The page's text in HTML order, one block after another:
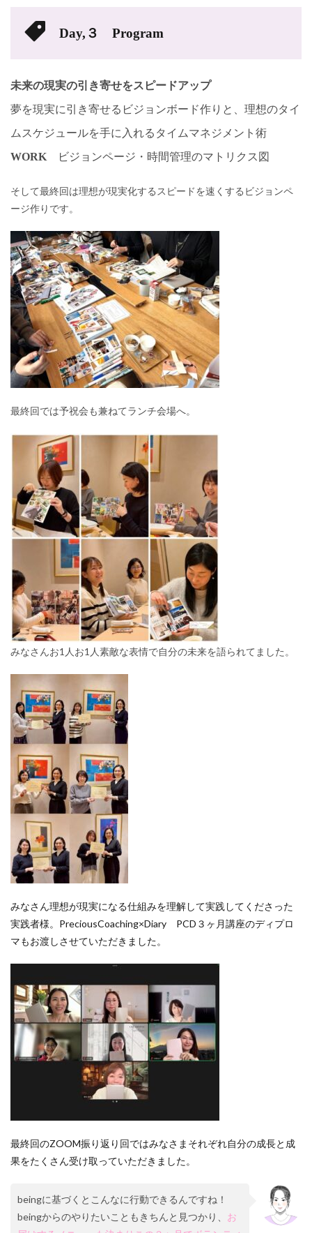
Day,３ Program
未来の現実の引き寄せをスピードアップ
夢を現実に引き寄せるビジョンボード作りと、理想のタイ
ムスケジュールを手に入れるタイムマネジメント術
WORK ビジョンページ・時間管理のマトリクス図
そして最終回は理想が現実化するスピードを速くするビジョンペ
ージ作りです。
最終回では予祝会も兼ねてランチ会場へ。
みなさんお1人お1人素敵な表情で自分の未来を語られてました。
みなさん理想が現実になる仕組みを理解して実践してくださった
実践者様。PreciousCoaching×Diary PCD３ヶ月講座のディプロ
マもお渡しさせていただきました。
最終回のZOOM振り返り回ではみなさまそれぞれ自分の成長と成
果をたくさん受け取っていただきました。
beingに基づくとこんなに行動できるんですね！
beingからのやりたいこともきちんと見つかり、 お